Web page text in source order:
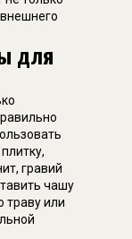
для
гравий
чашу
траву или